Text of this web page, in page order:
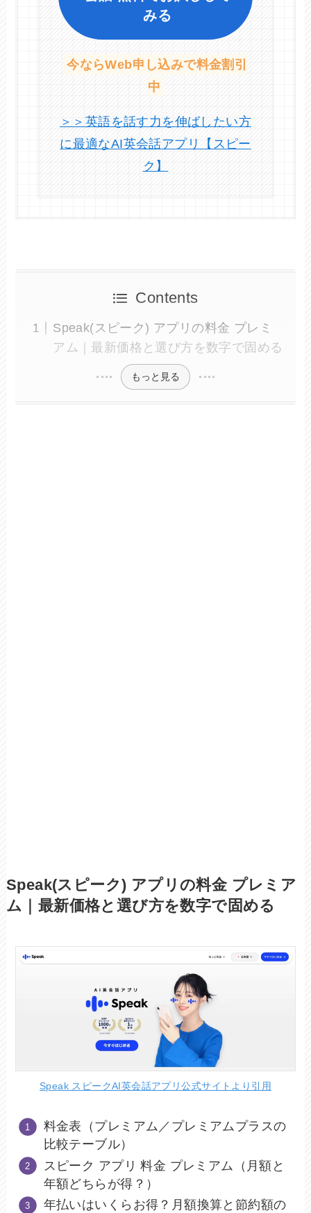
みる
今ならWeb申し込みで料金割引
中
＞＞英語を話す力を伸ばしたい方
に最適なAI英会話アプリ【スピー
ク】
Contents
Speak(スピーク) アプリの料金 プレミ
アム｜最新価格と選び方を数字で固める
もっと見る
Speak(スピーク) アプリの料金 プレミア
ム｜最新価格と選び方を数字で固める
Speak スピークAI英会話アプリ公式サイトより引用
料金表（プレミアム／プレミアムプラスの
比較テーブル）
スピーク アプリ 料金 プレミアム（月額と
年額どちらが得？）
年払いはいくらお得？月額換算と節約額の